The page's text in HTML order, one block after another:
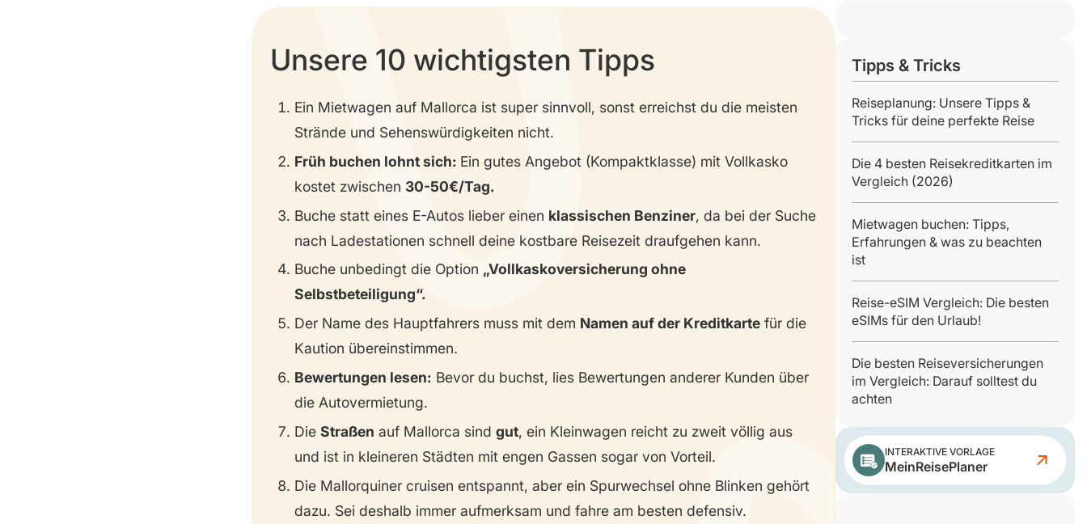
Unsere 10 wichtigsten Tipps
Ein Mietwagen auf Mallorca ist super sinnvoll, sonst erreichst du die meisten
Strände und Sehenswürdigkeiten nicht.
Früh buchen lohnt sich: Ein gutes Angebot (Kompaktklasse) mit Vollkasko
kostet zwischen 30-50€/Tag.
Buche statt eines E-Autos lieber einen klassischen Benziner, da bei der Suche
nach Ladestationen schnell deine kostbare Reisezeit draufgehen kann.
Buche unbedingt die Option „Vollkaskoversicherung ohne
Selbstbeteiligung“.
Der Name des Hauptfahrers muss mit dem Namen auf der Kreditkartefür die
Kaution übereinstimmen.
Bewertungen lesen: Bevor du buchst, lies Bewertungen anderer Kunden über
die Autovermietung.
Die Straßen auf Mallorca sind gut, ein Kleinwagen reicht zu zweit völlig aus
und ist in kleineren Städten mit engen Gassen sogar von Vorteil.
Die Mallorquiner cruisen entspannt, aber ein Spurwechsel ohne Blinken gehört
dazu. Sei deshalb immer aufmerksam und fahre am besten defensiv.
Tipps & Tricks
Reiseplanung: Unsere Tipps &
Tricks für deine perfekte Reise
Die 4 besten Reisekreditkarten im
Vergleich (2026)
Mietwagen buchen: Tipps,
Erfahrungen & was zu beachten
ist
Reise-eSIM Vergleich: Die besten
eSIMs für den Urlaub!
Die besten Reiseversicherungen
im Vergleich: Darauf solltest du
achten
INTERAKTIVE VORLAGE
MeinReisePlaner